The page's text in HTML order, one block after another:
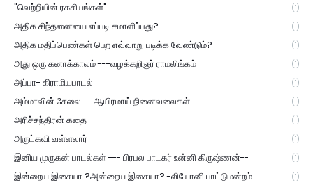
"வெற்றியின் ரகசியங்கள்" (1)
அதிக சிந்தனையை எப்படி சமாளிப்பது? (1)
அதிக மதிப்பெண்கள் பெற எவ்வாறு படிக்க வேண்டும்? (1)
அது ஒரு கனாக்காலம் ---வழக்கறிஞர் ராமலிங்கம் (1)
அப்பா- கிராமியபாடல் (1)
அம்மாவின் சேலை..... ஆயிரமாய் நினைவலைகள். (1)
அரிச்சந்திரன் கதை (1)
அருட்கவி வள்ளலார் (1)
இனிய முருகன் பாடல்கள் --- பிரபல பாடகர் உன்னி கிருஷ்ணன்-- (1)
இன்றைய இசையா ?அன்றைய இசையா? -லியோனி பாட்டுமன்றம் (1)